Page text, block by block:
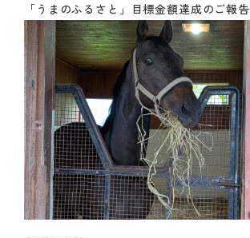
「うまのふるさと」目標金額達成のご報告